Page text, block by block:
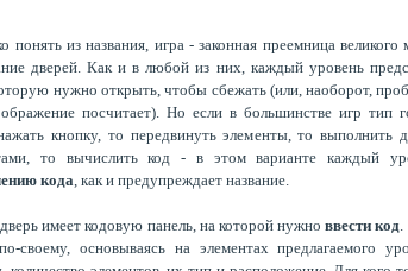
понять из названия, игра - законная преемница
дверей. Как и в любой из них, каждый уровень
нужно открыть, чтобы сбежать (или, наоборот,
посчитает). Но если в большинстве игр тип
кнопку, то передвинуть элементы, то выполнить
то вычислить код - в этом варианте каждый
кода, как и предупреждает название.
имеет кодовую панель, на которой нужноввести код.
своему, основываясь на элементах предлагаемого